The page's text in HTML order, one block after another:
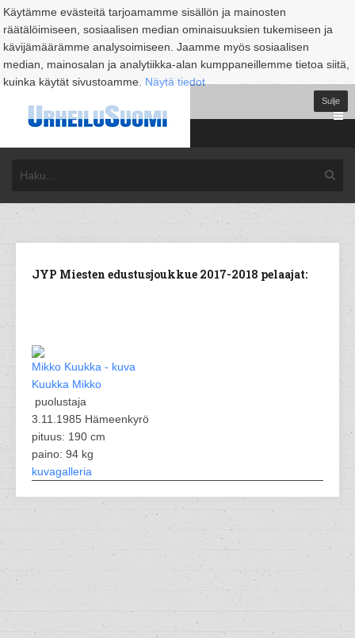
Käytämme evästeitä tarjoamamme sisällön ja mainosten
räätälöimiseen, sosiaalisen median ominaisuuksien tukemiseen ja
kävijämäärämme analysoimiseen. Jaamme myös sosiaalisen
median, mainosalan ja analytiikka-alan kumppaneillemme tietoa siitä,
kuinka käytät sivustoamme. Näytä tiedot
Sulje
JYP Miesten edustusjoukkue 2017-2018 pelaajat:
Kuukka Mikko
puolustaja
3.11.1985 Hämeenkyrö
pituus: 190 cm
paino: 94 kg
kuvagalleria